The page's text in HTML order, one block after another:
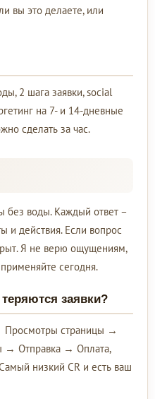
вы это делаете, или
2 шага заявки, social
на 7- и 14-дневные
сделать за час.
без воды. Каждый ответ –
и действия. Если вопрос
Я не верю ощущениям,
сегодня.
заявки?
Просмотры страницы →
→ Отправка → Оплата,
низкий CR и есть ваш